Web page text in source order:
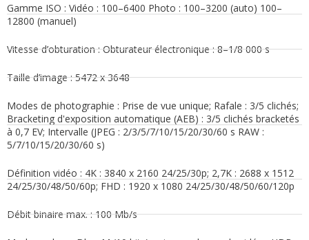
Gamme ISO : Vidéo : 100–6400 Photo : 100–3200 (auto) 100–
12800 (manuel)
Vitesse d’obturation : Obturateur électronique : 8–1/8 000 s
Taille d’image : 5472 x 3648
Modes de photographie : Prise de vue unique; Rafale : 3/5 clichés;
Bracketing d'exposition automatique (AEB) : 3/5 clichés bracketés
à 0,7 EV; Intervalle (JPEG : 2/3/5/7/10/15/20/30/60 s RAW :
5/7/10/15/20/30/60 s)
Définition vidéo : 4K : 3840 x 2160 24/25/30p; 2,7K : 2688 x 1512
24/25/30/48/50/60p; FHD : 1920 x 1080 24/25/30/48/50/60/120p
Débit binaire max. : 100 Mb/s